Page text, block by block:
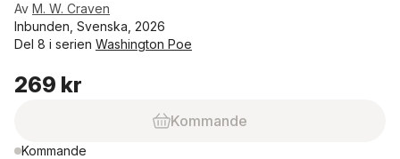
Av M. W. Craven
Inbunden, Svenska, 2026
Del 8 i serien Washington Poe
269 kr
Kommande
Kommande